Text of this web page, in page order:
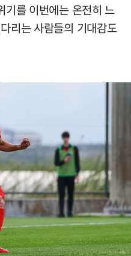
기를 이번에는 온전히 느
리는 사람들의 기대감도